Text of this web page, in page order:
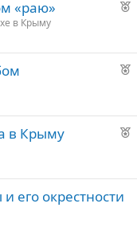
Р
о
«раю»
в Крыму
Р
о
Р
о
в Крыму
его окрестности